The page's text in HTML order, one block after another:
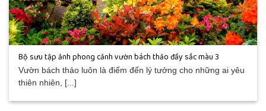
Bộ sưu tập ảnh phong cảnh vườn bách thảo đầy sắc màu 3
Vườn bách thảo luôn là điểm đến lý tưởng cho những ai yêu
thiên nhiên, [...]